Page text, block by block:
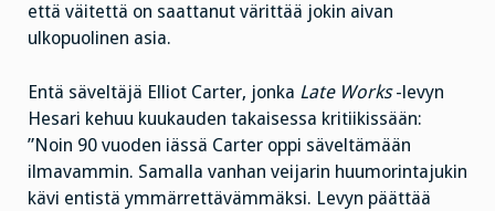
että väitettä on saattanut värittää jokin aivan
ulkopuolinen asia.
Entä säveltäjä Elliot Carter, jonka Late Works-levyn
Hesari kehuu kuukauden takaisessa kritiikissään:
”Noin 90 vuoden iässä Carter oppi säveltämään
ilmavammin. Samalla vanhan veijarin huumorintajukin
kävi entistä ymmärrettävämmäksi. Levyn päättää